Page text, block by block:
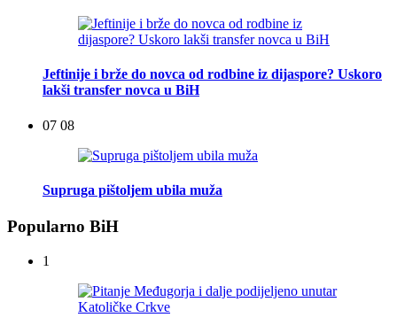
Jeftinije i brže do novca od rodbine iz dijaspore? Uskoro
lakši transfer novca u BiH
07 08
Supruga pištoljem ubila muža
Popularno BiH
1